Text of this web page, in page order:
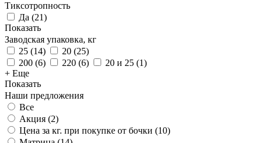
Тиксотропность
Да (21)
Показать
Заводская упаковка, кг
25 (14) 20 (25)
200 (6) 220 (6) 20 и 25 (1)
+ Еще
Показать
Наши предложения
Все
Акция (2)
Цена за кг. при покупке от бочки (10)